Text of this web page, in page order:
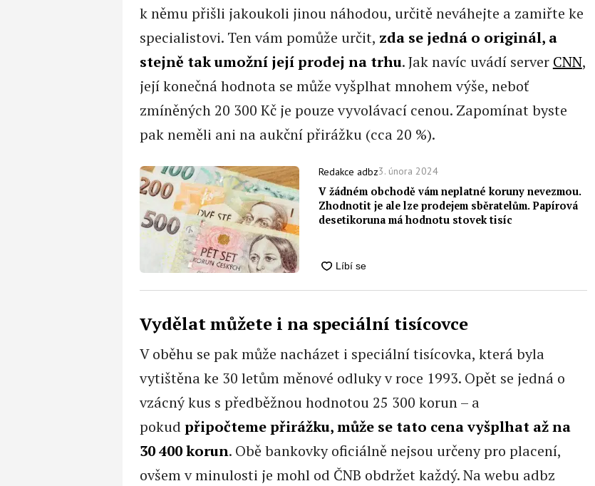
k němu přišli jakoukoli jinou náhodou, určitě neváhejte a zamiřte ke
specialistovi. Ten vám pomůže určit, zda se jedná o originál, a
stejně tak umožní její prodej na trhu. Jak navíc uvádí server CNN,
její konečná hodnota se může vyšplhat mnohem výše, neboť
zmíněných 20 300 Kč je pouze vyvolávací cenou. Zapomínat byste
pak neměli ani na aukční přirážku (cca 20 %).
Redakce adbz3. února 2024
V žádném obchodě vám neplatné koruny nevezmou.
Zhodnotit je ale lze prodejem sběratelům. Papírová
desetikoruna má hodnotu stovek tisíc
Vydělat můžete i na speciální tisícovce
V oběhu se pak může nacházet i speciální tisícovka, která byla
vytištěna ke 30 letům měnové odluky v roce 1993. Opět se jedná o
vzácný kus s předběžnou hodnotou 25 300 korun – a
pokud připočteme přirážku, může se tato cena vyšplhat až na
30 400 korun. Obě bankovky oficiálně nejsou určeny pro placení,
ovšem v minulosti je mohl od ČNB obdržet každý. Na webu adbz